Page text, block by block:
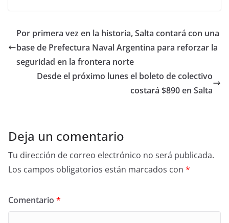
Por primera vez en la historia, Salta contará con una
base de Prefectura Naval Argentina para reforzar la
seguridad en la frontera norte
Desde el próximo lunes el boleto de colectivo
costará $890 en Salta
Deja un comentario
Tu dirección de correo electrónico no será publicada.
Los campos obligatorios están marcados con *
Comentario *